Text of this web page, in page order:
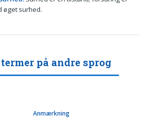
øget surhed.
på andre sprog
Anmærkning